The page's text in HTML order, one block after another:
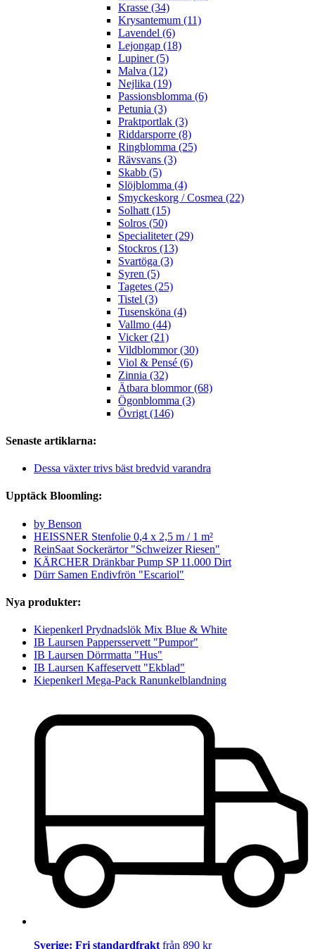
Krasse (34)
Krysantemum (11)
Lavendel (6)
Lejongap (18)
Lupiner (5)
Malva (12)
Nejlika (19)
Passionsblomma (6)
Petunia (3)
Praktportlak (3)
Riddarsporre (8)
Ringblomma (25)
Rävsvans (3)
Skabb (5)
Slöjblomma (4)
Smyckeskorg / Cosmea (22)
Solhatt (15)
Solros (50)
Specialiteter (29)
Stockros (13)
Svartöga (3)
Syren (5)
Tagetes (25)
Tistel (3)
Tusensköna (4)
Vallmo (44)
Vicker (21)
Vildblommor (30)
Viol & Pensé (6)
Zinnia (32)
Ätbara blommor (68)
Ögonblomma (3)
Övrigt (146)
Senaste artiklarna:
Dessa växter trivs bäst bredvid varandra
Upptäck Bloomling:
by Benson
HEISSNER Stenfolie 0,4 x 2,5 m / 1 m²
ReinSaat Sockerärtor "Schweizer Riesen"
KÄRCHER Dränkbar Pump SP 11.000 Dirt
Dürr Samen Endivfrön "Escariol"
Nya produkter:
Kiepenkerl Prydnadslök Mix Blue & White
IB Laursen Pappersservett "Pumpor"
IB Laursen Dörrmatta "Hus"
IB Laursen Kaffeservett "Ekblad"
Kiepenkerl Mega-Pack Ranunkelblandning
Sverige: Fri standardfrakt från 890 kr